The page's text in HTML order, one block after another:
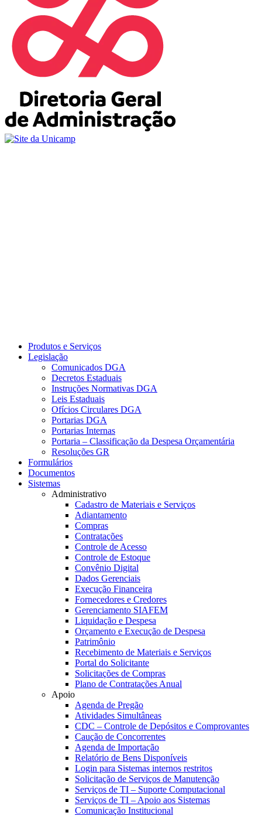
Produtos e Serviços
Legislação
Comunicados DGA
Decretos Estaduais
Instruções Normativas DGA
Leis Estaduais
Ofícios Circulares DGA
Portarias DGA
Portarias Internas
Portaria – Classificação da Despesa Orçamentária
Resoluções GR
Formulários
Documentos
Sistemas
Administrativo
Cadastro de Materiais e Serviços
Adiantamento
Compras
Contratações
Controle de Acesso
Controle de Estoque
Convênio Digital
Dados Gerenciais
Execução Financeira
Fornecedores e Credores
Gerenciamento SIAFEM
Liquidação e Despesa
Orçamento e Execução de Despesa
Patrimônio
Recebimento de Materiais e Serviços
Portal do Solicitante
Solicitações de Compras
Plano de Contratações Anual
Apoio
Agenda de Pregão
Atividades Simultâneas
CDC – Controle de Depósitos e Comprovantes
Caução de Concorrentes
Agenda de Importação
Relatório de Bens Disponíveis
Login para Sistemas internos restritos
Solicitação de Serviços de Manutenção
Serviços de TI – Suporte Computacional
Serviços de TI – Apoio aos Sistemas
Comunicação Institucional